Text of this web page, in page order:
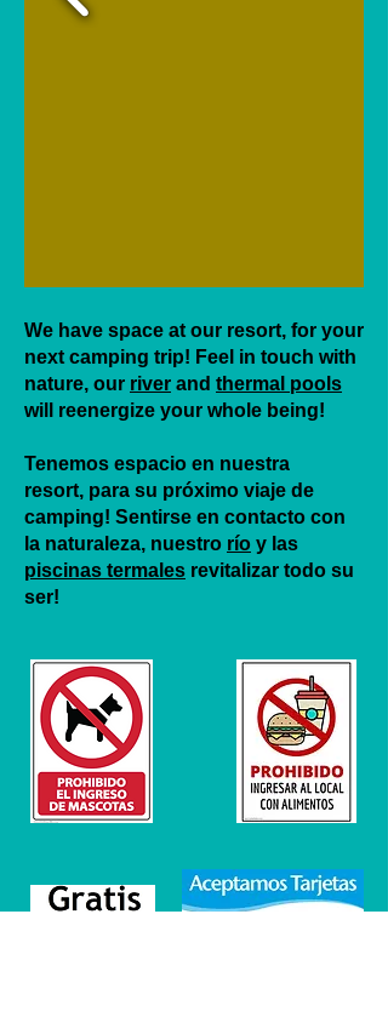
We have space at our resort, for your
next camping trip! Feel in touch with
nature, our river and thermal pools
will reenergize your whole being!
Tenemos espacio en nuestra
resort, para su próximo viaje de
camping! Sentirse en contacto con
la naturaleza, nuestro río y las
piscinas termales revitalizar todo su
ser!